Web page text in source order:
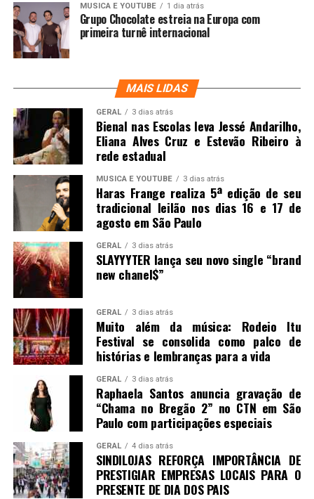
MUSICA E YOUTUBE 1 dia atrás
Grupo Chocolate estreia na Europa com
primeira turnê internacional
MAIS LIDAS
GERAL 3 dias atrás
Bienal nas Escolas leva Jessé Andarilho,
Eliana Alves Cruz e Estevão Ribeiro à
rede estadual
MUSICA E YOUTUBE 3 dias atrás
Haras Frange realiza 5ª edição de seu
tradicional leilão nos dias 16 e 17 de
agosto em São Paulo
GERAL 3 dias atrás
SLAYYYTER lança seu novo single “brand
new chanel$”
GERAL 3 dias atrás
Muito além da música: Rodeio Itu
Festival se consolida como palco de
histórias e lembranças para a vida
GERAL 3 dias atrás
Raphaela Santos anuncia gravação de
“Chama no Bregão 2” no CTN em São
Paulo com participações especiais
GERAL 4 dias atrás
SINDILOJAS REFORÇA IMPORTÂNCIA DE
PRESTIGIAR EMPRESAS LOCAIS PARA O
PRESENTE DE DIA DOS PAIS